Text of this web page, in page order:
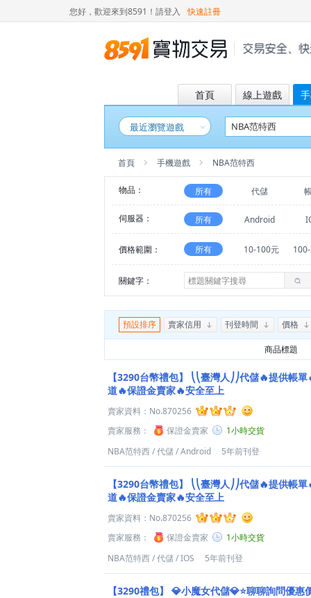
您好，歡迎來到8591！ 請登入 快速註冊
首頁 線上遊戲
最近瀏覽遊戲
首頁 手機遊戲 NBA范特西
物品： 所有 代儲
伺服器： 所有 Android
價格範圍： 所有 10-100元
關鍵字：
預設排序 賣家信用 刊登時間 價格
商品標題
【3290台幣禮包】
⎝⎝臺灣人⎠⎠代儲🔥提供帳
道🔥保證金賣家🔥安全至上
賣家資料： No.870256
賣家服務：
保證金賣家
1小時交貨
NBA范特西/代儲/Android 5年前刊登
【3290台幣禮包】
⎝⎝臺灣人⎠⎠代儲🔥提供帳
道🔥保證金賣家🔥安全至上
賣家資料： No.870256
賣家服務：
保證金賣家
1小時交貨
NBA范特西/代儲/IOS 5年前刊登
【3290禮包】 💎小魔女代儲💎⭐聊聊詢問優惠